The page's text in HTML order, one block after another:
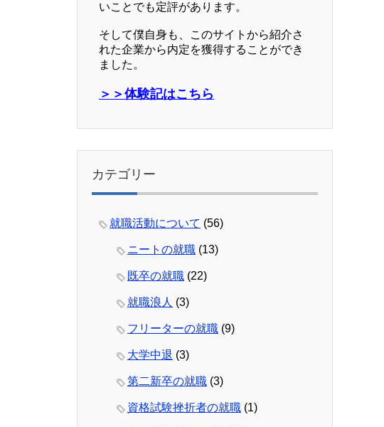
いことでも定評があります。
そして僕自身も、このサイトから紹介さ
れた企業から内定を獲得することができ
ました。
＞＞体験記はこちら
カテゴリー
就職活動について (56)
ニートの就職 (13)
既卒の就職 (22)
就職浪人 (3)
フリーターの就職 (9)
大学中退 (3)
第二新卒の就職 (3)
資格試験挫折者の就職 (1)